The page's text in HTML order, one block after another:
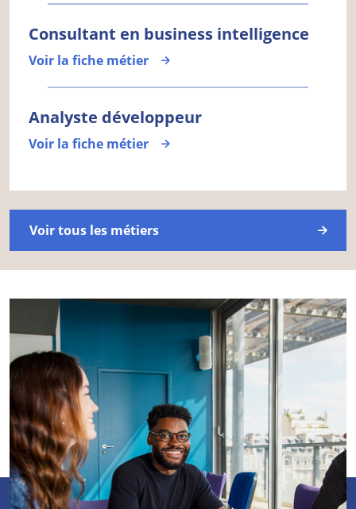
Consultant en business intelligence
Voir la fiche métier
Analyste développeur
Voir la fiche métier
Voir tous les métiers